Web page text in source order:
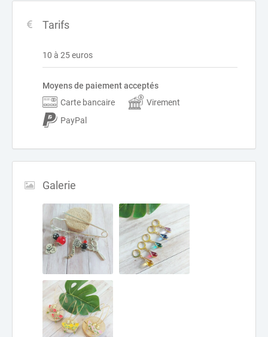
Tarifs
10 à 25 euros
Moyens de paiement acceptés
Carte bancaire
Virement
PayPal
Galerie